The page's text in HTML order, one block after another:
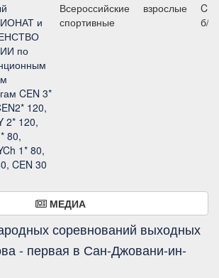
и
по
CEN 3*
120,
2* 120,
80,
1* 80,
CEN 30
Всероссийские
спортивные
взрослые
б/у
МЕДИА
соревнований выходных
- первая в Сан-Джовани-ин-